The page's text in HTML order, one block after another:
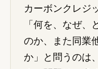
カーボンクレジ
「何を、なぜ、
のか、また同業
か」と問うのは